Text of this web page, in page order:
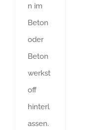
n im
Beton
oder
Beton
werkst
off
hinterl
assen.